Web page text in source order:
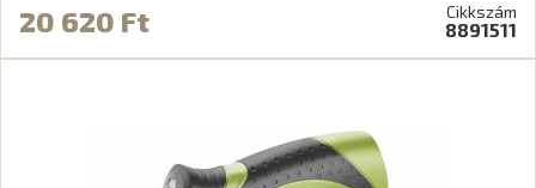
20 620 Ft Cikkszám
8891511